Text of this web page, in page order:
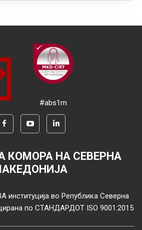
#abs1m
КОМОРА НА СЕВЕРНА
во Република Северна
по СТАНДАРДОТ ISO 9001:2015